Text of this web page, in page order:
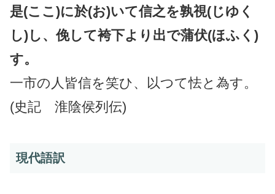
是(ここ)に於(お)いて信之を孰視(じゆく
し)し、俛して袴下より出で蒲伏(ほふく)
す。
一市の人皆信を笑ひ、以つて怯と為す。
(史記 淮陰侯列伝)
現代語訳